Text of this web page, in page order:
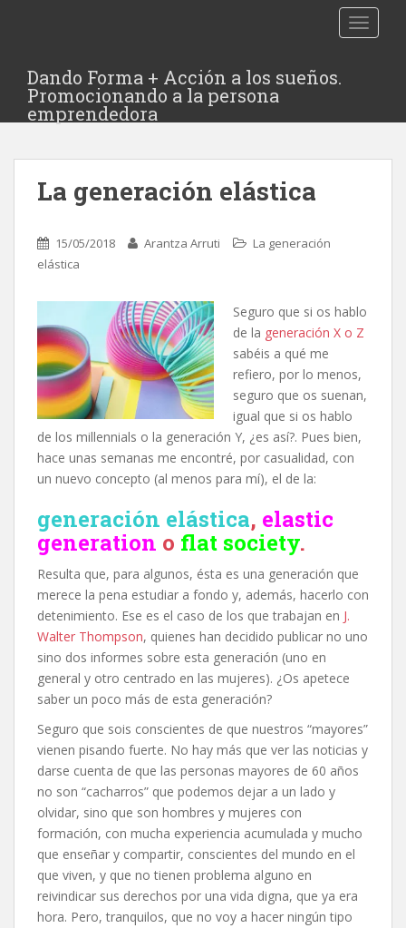
Dando Forma + Acción a los sueños.
Promocionando a la persona
emprendedora
La generación elástica
15/05/2018 Arantza Arruti
La generación
elástica
Seguro que si os hablo
de la generación X o Z
sabéis a qué me
refiero, por lo menos,
seguro que os suenan,
igual que si os hablo
de los millennials o la generación Y, ¿es así?. Pues bien,
hace unas semanas me encontré, por casualidad, con
un nuevo concepto (al menos para mí), el de la:
generación elástica, elastic
generation o flat society.
Resulta que, para algunos, ésta es una generación que
merece la pena estudiar a fondo y, además, hacerlo con
detenimiento. Ese es el caso de los que trabajan en J.
Walter Thompson, quienes han decidido publicar no uno
sino dos informes sobre esta generación (uno en
general y otro centrado en las mujeres). ¿Os apetece
saber un poco más de esta generación?
Seguro que sois conscientes de que nuestros “mayores”
vienen pisando fuerte. No hay más que ver las noticias y
darse cuenta de que las personas mayores de 60 años
no son “cacharros” que podemos dejar a un lado y
olvidar, sino que son hombres y mujeres con
formación, con mucha experiencia acumulada y mucho
que enseñar y compartir, conscientes del mundo en el
que viven, y que no tienen problema alguno en
reivindicar sus derechos por una vida digna, que ya era
hora. Pero, tranquilos, que no voy a hacer ningún tipo